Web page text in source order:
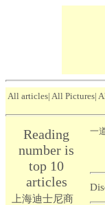
All articles| All Pictures|
Reading
number is
top 10
articles
上海迪士尼商
一